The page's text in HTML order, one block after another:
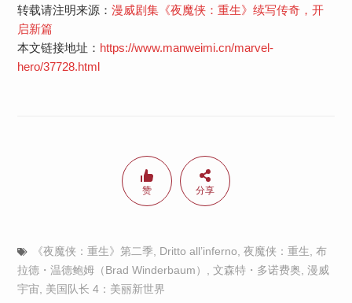
转载请注明来源： 漫威剧集《夜魔侠：重生》续写传奇，开
启新篇
本文链接地址： https://www.manweimi.cn/marvel-
hero/37728.html
赞 分享
《夜魔侠：重生》第二季 Dritto all’inferno 夜魔侠：重生 布
拉德・温德鲍姆（Brad Winderbaum）
文森特・多诺费奥 漫威
宇宙
美国队长 4：美丽新世界